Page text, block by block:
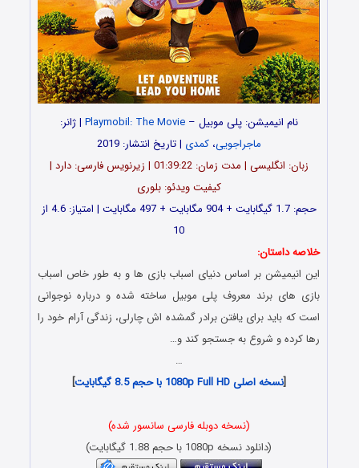
نام انیمیشن: پلی موبیل –Playmobil: The Movie | ژانر:
ماجراجویی،کمدی | تاریخ انتشار: 2019
زبان: انگلیسی | مدت زمان: 01:39:22 | زیرنویس فارسی: دارد |
کیفیت ویدئو: بلوری
حجم: 1.7 گیگابایت + 904 مگابایت + 497 مگابایت | امتیاز: 4.6 از
10
خلاصه داستان:
این انیمیشن بر اساس دنیای اسباب بازی ها و به طور خاص اسباب
بازی های برند معروف پلی موبیل ساخته شده و درباره نوجوانی
است که باید برای یافتن برادر گمشده اش چارلی، زندگی آرام خود را
رها کرده و شروع به جستجو کند و…
…
[نسخه اصلی 1080p Full HD با حجم 8.5 گیگابایت ]
(نسخه دوبله فارسی سانسور شده)
(دانلود نسخه 1080p با حجم 1.88 گیگابایت)